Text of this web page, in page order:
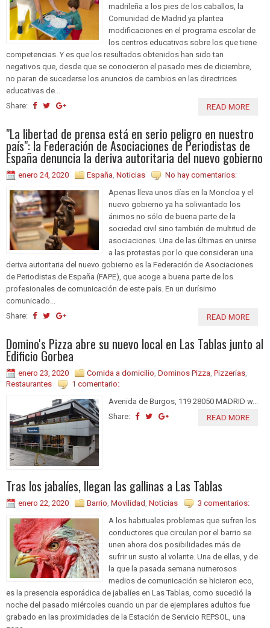
madrileña a los pies de los caballos, la
Comunidad de Madrid ya plantea
modificaciones en el programa escolar de
los centros educativos sobre los que tiene
competencias. Y es que los resultados obtenidos han sido tan
negativos que, desde que se conocieron el pasado mes de diciembre,
no paran de sucederse los anuncios de cambios en las directrices
educativas de...
Share:
READ MORE
"La libertad de prensa está en serio peligro en nuestro
país": la Federación de Asociaciones de Periodistas de
España denuncia la deriva autoritaria del nuevo gobierno
enero 24, 2020 España, Noticias
No hay comentarios:
Apenas lleva unos días en la Moncloa y el
nuevo gobierno ya ha soliviantado los
ánimos no sólo de buena parte de la
sociedad civil sino también de multitud de
asociaciones. Una de las últimas en unirse
a las protestas por lo que consideran una
deriva autoritaria del nuevo gobierno es la Federación de Asociaciones
de Periodistas de España (FAPE), que acoge a buena parte de los
profesionales de comunicación de este país. En un durísimo
comunicado...
Share:
READ MORE
Domino's Pizza abre su nuevo local en Las Tablas junto al
Edificio Gorbea
enero 23, 2020 Comida a domicilio, Dominos Pizza, Pizzerías,
Restaurantes
1 comentario:
Avenida de Burgos, 119 28050 MADRID w...
Share:
READ MORE
Tras los jabalíes, llegan las gallinas a Las Tablas
enero 22, 2020 Barrio, Movilidad , Noticias
3 comentarios:
A los habituales problemas que sufren los
conductores que circulan por el barrio se
unen ahora dos posibilidades más de
sufrir un susto al volante. Una de ellas, y de
la que la pasada semana numerosos
medios de comunicación se hicieron eco,
es la presencia esporádica de jabalíes en Las Tablas, como sucedió la
noche del pasado miércoles cuando un par de ejemplares adultos fue
grabado en las proximidades de la Estación de Servicio REPSOL, una